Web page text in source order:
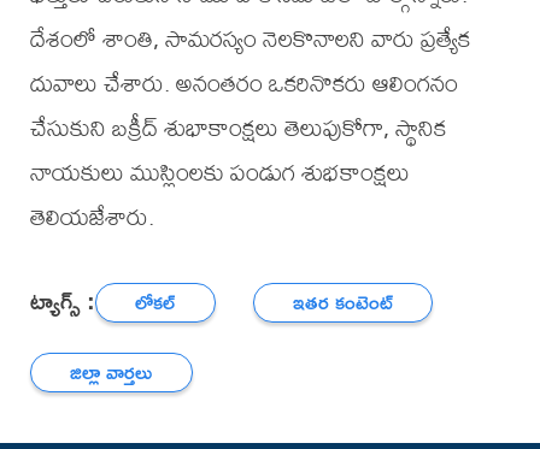
దేశంలో శాంతి, సామరస్యం నెలకొనాలని వారు ప్రత్యేక
దువాలు చేశారు. అనంతరం ఒకరినొకరు ఆలింగనం
చేసుకుని బక్రీద్ శుభాకాంక్షలు తెలుపుకోగా, స్థానిక
నాయకులు ముస్లింలకు పండుగ శుభకాంక్షలు
తెలియజేశారు.
ట్యాగ్స్ : లోకల్
ఇతర కంటెంట్
జిల్లా వార్తలు